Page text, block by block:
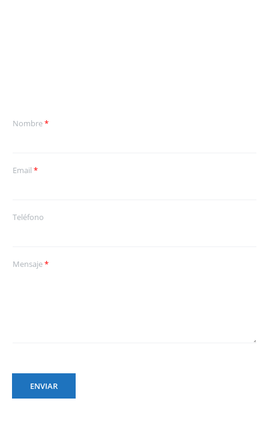
Nombre*
Email *
Teléfono
Mensaje*
ENVIAR